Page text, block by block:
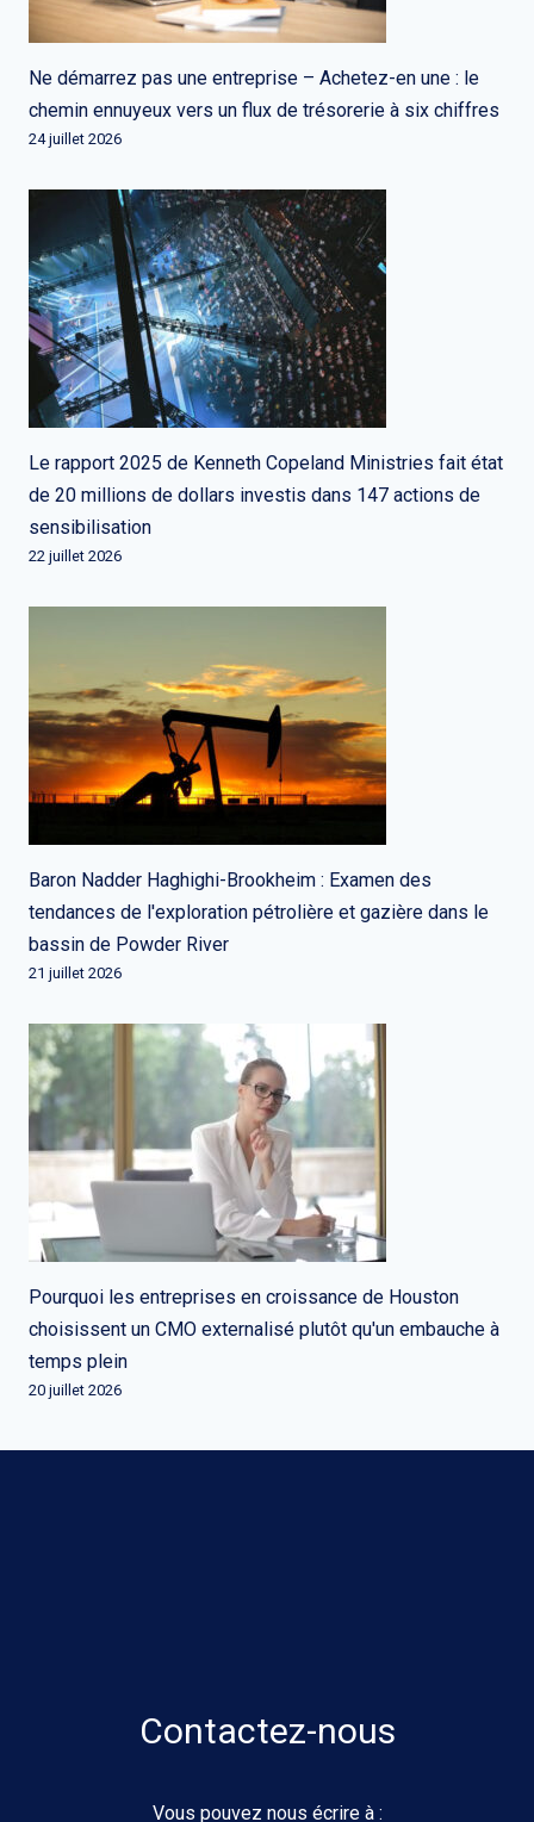
Ne démarrez pas une entreprise – Achetez-en une : le
chemin ennuyeux vers un flux de trésorerie à six chiffres
24 juillet 2026
Le rapport 2025 de Kenneth Copeland Ministries fait état
de 20 millions de dollars investis dans 147 actions de
sensibilisation
22 juillet 2026
Baron Nadder Haghighi-Brookheim : Examen des
tendances de l'exploration pétrolière et gazière dans le
bassin de Powder River
21 juillet 2026
Pourquoi les entreprises en croissance de Houston
choisissent un CMO externalisé plutôt qu'un embauche à
temps plein
20 juillet 2026
Contactez-nous
Vous pouvez nous écrire à :